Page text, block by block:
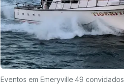
Eventos em Emeryville·49 convidados